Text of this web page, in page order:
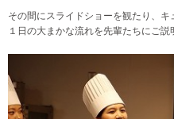
その間にスライドショーを観たり、
１日の大まかな流れを先輩たちにご説